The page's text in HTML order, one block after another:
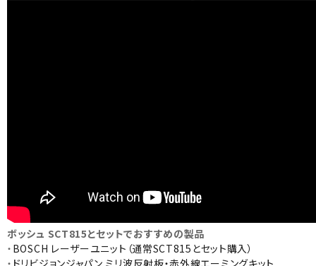
ボッシュ SCT815とセットでおすすめの製品
・ BOSCH レーザーユニット（通常SCT815とセット購入）
・ ドリビジョンジャパン ミリ波反射板・赤外線エーミングキット